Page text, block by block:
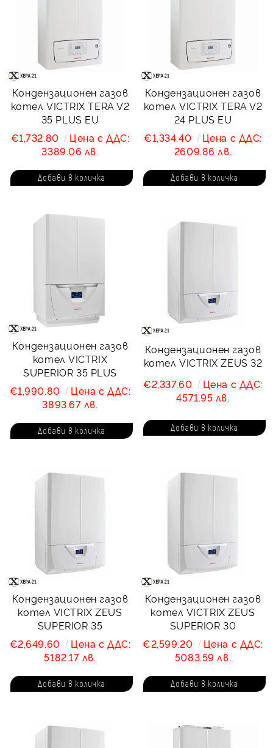
Кондензационен газов
котел VICTRIX TERA V2
35 PLUS EU
€1,732.80
Цена с ДДС:
3389.06 лв.
Кондензационен газов
котел VICTRIX TERA V2
24 PLUS EU
€1,334.40
Цена с ДДС:
2609.86 лв.
Кондензационен газов
котел VICTRIX
SUPERIOR 35 PLUS
€1,990.80
Цена с ДДС:
3893.67 лв.
Кондензационен газов
котел VICTRIX ZEUS 32
€2,337.60
Цена с ДДС:
4571.95 лв.
Кондензационен газов
котел VICTRIX ZEUS
SUPERIOR 35
€2,649.60
Цена с ДДС:
5182.17 лв.
Кондензационен газов
котел VICTRIX ZEUS
SUPERIOR 30
€2,599.20
Цена с ДДС:
5083.59 лв.